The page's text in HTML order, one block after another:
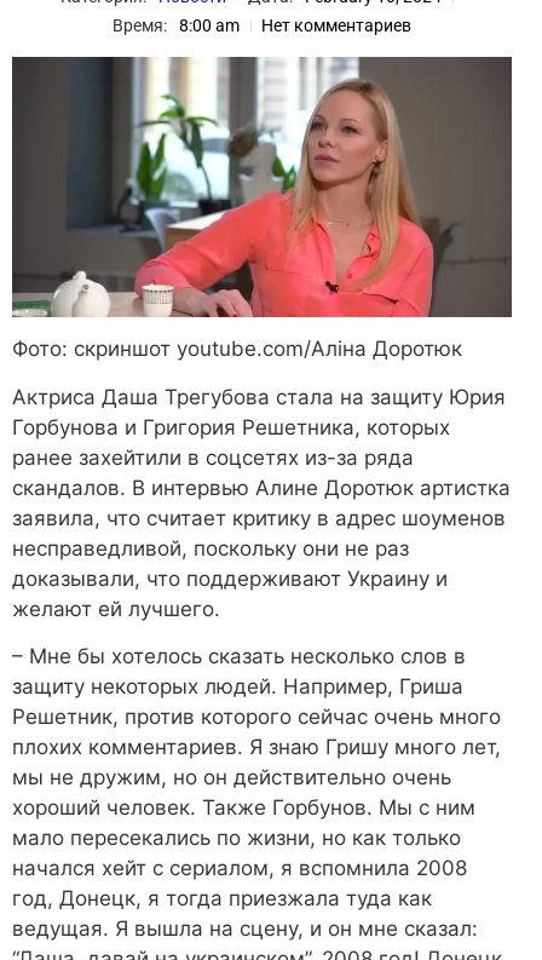
Время:
8:00 am Нет комментариев
Фото: скриншот youtube.com/Аліна Доротюк
Актриса Даша Трегубова стала на защиту Юрия
Горбунова и Григория Решетника, которых
ранее захейтили в соцсетях из-за ряда
скандалов. В интервью Алине Доротюк артистка
заявила, что считает критику в адрес шоуменов
несправедливой, поскольку они не раз
доказывали, что поддерживают Украину и
желают ей лучшего.
– Мне бы хотелось сказать несколько слов в
защиту некоторых людей. Например, Гриша
Решетник, против которого сейчас очень много
плохих комментариев. Я знаю Гришу много лет,
мы не дружим, но он действительно очень
хороший человек. Также Горбунов. Мы с ним
мало пересекались по жизни, но как только
начался хейт с сериалом, я вспомнила 2008
год, Донецк, я тогда приезжала туда как
ведущая. Я вышла на сцену, и он мне сказал: